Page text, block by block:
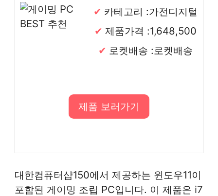
카테고리 :가전디지털
제품가격 :1,648,500
로켓배송 :로켓배송
제품 보러가기
대한컴퓨터샵150에서 제공하는 윈도우11이
포함된 게이밍 조립 PC입니다. 이 제품은 i7